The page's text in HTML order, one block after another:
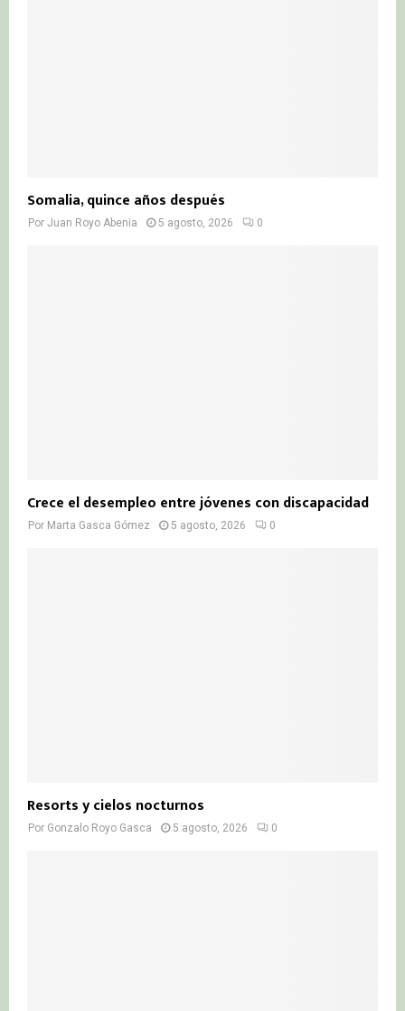
Somalia, quince años después
Por Juan Royo Abenia 5 agosto, 2026 0
Crece el desempleo entre jóvenes con discapacidad
Por Marta Gasca Gómez 5 agosto, 2026 0
Resorts y cielos nocturnos
Por Gonzalo Royo Gasca 5 agosto, 2026 0